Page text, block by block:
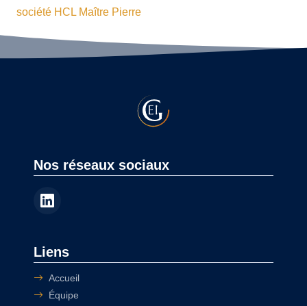
société HCL Maître Pierre
Nos réseaux sociaux
Liens
Accueil
Équipe